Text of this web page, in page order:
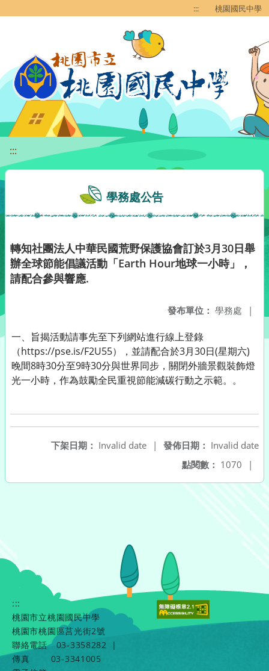
::: 桃園國民中學
:::
學務處公告
轉知社團法人中華民國荒野保護協會訂於3月30日舉
辦全球節能倡議活動「Earth Hour地球一小時」，
請配合參與響應.
發布單位： 學務處 |
一、旨揭活動請事先至下列網站進行線上登錄
（https://pse.is/F2U55），並請配合於3月30日(星期六)
晚間8時30分至9時30分與世界同步，關閉外牆景觀裝飾燈
光一小時，作為鼓勵全民重視節能減碳行動之示範。。
發佈日期： Invalid date
下架日期： Invalid date
|
點閱數： 1070 |
:::
桃園市立桃園國民中學
桃園市桃園區莒光街2號
聯絡電話
03-3358282
|
傳真
03-3341005